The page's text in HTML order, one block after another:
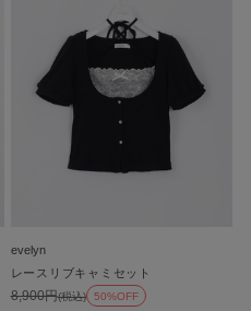
evelyn
レースリブキャミセット
8,900円(税込) 50%OFF